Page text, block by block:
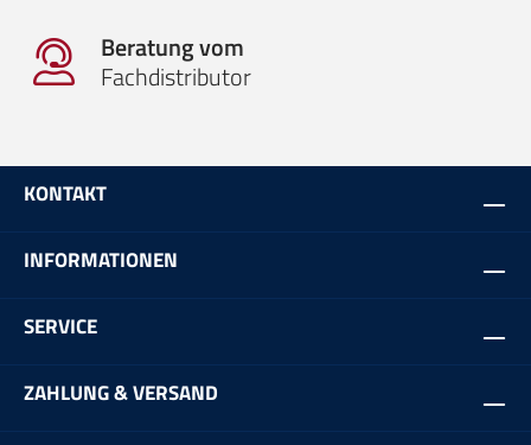
Beratung vom
Fachdistributor
KONTAKT
INFORMATIONEN
SERVICE
ZAHLUNG & VERSAND